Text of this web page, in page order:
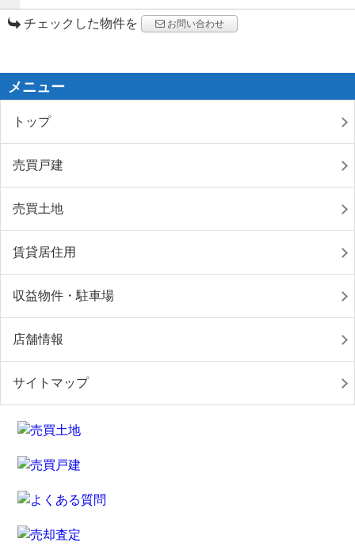
チェックした物件を お問い合わせ
メニュー
トップ
売買戸建
売買土地
賃貸居住用
収益物件・駐車場
店舗情報
サイトマップ